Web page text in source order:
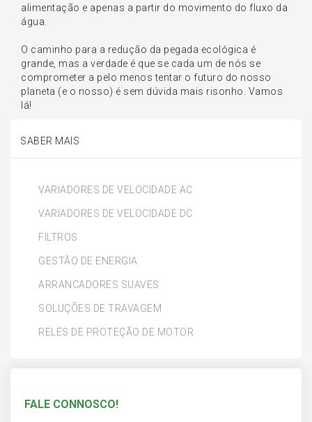
SABER MAIS
VARIADORES DE VELOCIDADE AC
VARIADORES DE VELOCIDADE DC
FILTROS
GESTÃO DE ENERGIA
ARRANCADORES SUAVES
SOLUÇÕES DE TRAVAGEM
RELÉS DE PROTEÇÃO DE MOTOR
alimentação e apenas a partir do movimento do fluxo da
água.
O caminho para a redução da pegada ecológica é
grande, mas a verdade é que se cada um de nós se
comprometer a pelo menos tentar o futuro do nosso
planeta (e o nosso) é sem dúvida mais risonho. Vamos
lá!
FALE CONNOSCO!